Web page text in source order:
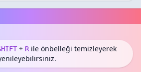
+ Rile önbelleği temizleyerek